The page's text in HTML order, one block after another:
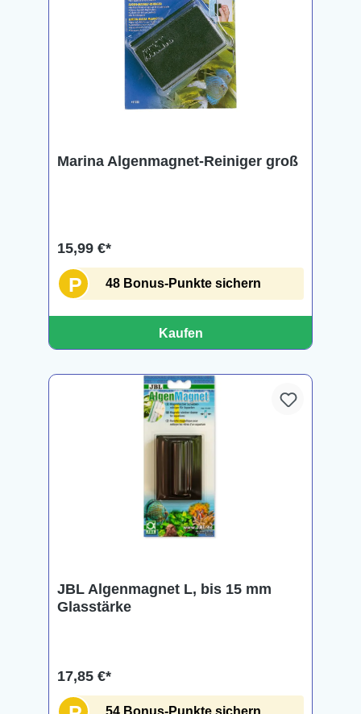
Marina Algenmagnet-Reiniger groß
15,99 €*
P 48 Bonus-Punkte sichern
Kaufen
JBL Algenmagnet L, bis 15 mm
Glasstärke
17,85 €*
54 Bonus-Punkte sichern